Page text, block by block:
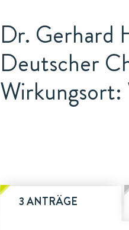
Dr. Gerhard
Deutscher
Wirkungsort:
3 ANTRÄGE